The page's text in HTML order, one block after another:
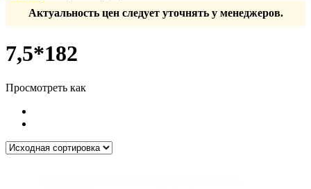
Актуальность цен следует уточнять у менеджеров.
7,5*182
Просмотреть как